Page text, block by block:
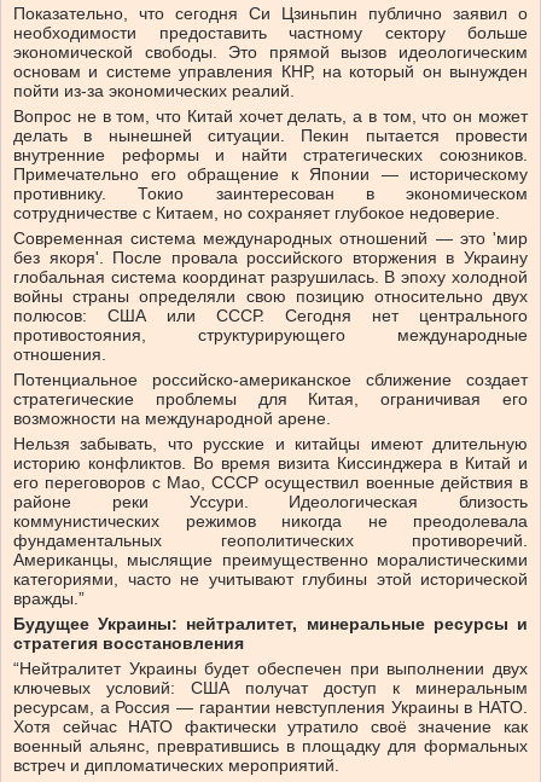
Показательно, что сегодня Си Цзиньпин публично заявил о
необходимости предоставить частному сектору больше
экономической свободы. Это прямой вызов идеологическим
основам и системе управления КНР, на который он вынужден
пойти из-за экономических реалий.
Вопрос не в том, что Китай хочет делать, а в том, что он может
делать в нынешней ситуации. Пекин пытается провести
внутренние реформы и найти стратегических союзников.
Примечательно его обращение к Японии — историческому
противнику. Токио заинтересован в экономическом
сотрудничестве с Китаем, но сохраняет глубокое недоверие.
Современная система международных отношений — это 'мир
без якоря'. После провала российского вторжения в Украину
глобальная система координат разрушилась. В эпоху холодной
войны страны определяли свою позицию относительно двух
полюсов: США или СССР. Сегодня нет центрального
противостояния, структурирующего международные
отношения.
Потенциальное российско-американское сближение создает
стратегические проблемы для Китая, ограничивая его
возможности на международной арене.
Нельзя забывать, что русские и китайцы имеют длительную
историю конфликтов. Во время визита Киссинджера в Китай и
его переговоров с Мао, СССР осуществил военные действия в
районе реки Уссури. Идеологическая близость
коммунистических режимов никогда не преодолевала
фундаментальных геополитических противоречий.
Американцы, мыслящие преимущественно моралистическими
категориями, часто не учитывают глубины этой исторической
вражды.”
Будущее Украины: нейтралитет, минеральные ресурсы и
стратегия восстановления
“Нейтралитет Украины будет обеспечен при выполнении двух
ключевых условий: США получат доступ к минеральным
ресурсам, а Россия — гарантии невступления Украины в НАТО.
Хотя сейчас НАТО фактически утратило своё значение как
военный альянс, превратившись в площадку для формальных
встреч и дипломатических мероприятий.